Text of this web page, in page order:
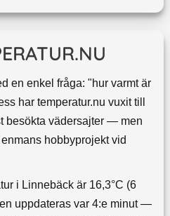
en enkel fråga: "hur varmt är
har temperatur.nu vuxit till
besökta vädersajter — men
hobbyprojekt vid
i Linnebäck är 16,3°C (6
uppdateras var 4:e minut —